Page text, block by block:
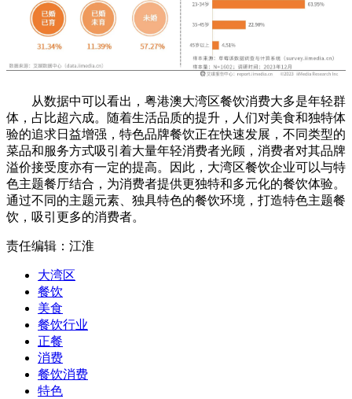
从数据中可以看出，粤港澳大湾区餐饮消费大多是年轻群
体，占比超六成。随着生活品质的提升，人们对美食和独特体
验的追求日益增强，特色品牌餐饮正在快速发展，不同类型的
菜品和服务方式吸引着大量年轻消费者光顾，消费者对其品牌
溢价接受度亦有一定的提高。因此，大湾区餐饮企业可以与特
色主题餐厅结合，为消费者提供更独特和多元化的餐饮体验。
通过不同的主题元素、独具特色的餐饮环境，打造特色主题餐
饮，吸引更多的消费者。
责任编辑：江淮
大湾区
餐饮
美食
餐饮行业
正餐
消费
餐饮消费
特色